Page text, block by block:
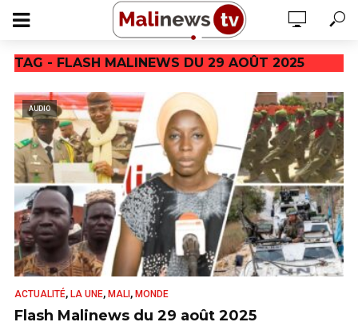
TAG - FLASH MALINEWS DU 29 AOÛT 2025
AUDIO
ACTUALITÉ, LA UNE, MALI , MONDE
Flash Malinews du 29 août 2025